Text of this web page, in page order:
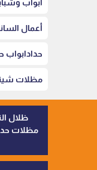
أبواب
أعمال
حدادابواب
مظلات
مظلات